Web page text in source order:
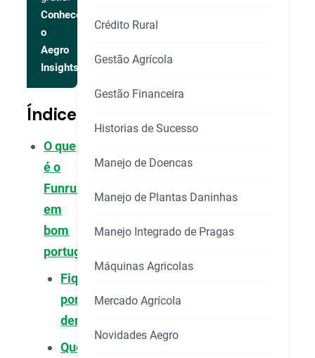
Conhecer
o
Aegro
Insights
Índice
O que
é o
Funrural,
em
bom
português?
Fique
por
dentro:
Quem
Crédito Rural
Gestão Agrícola
Gestão Financeira
Historias de Sucesso
Manejo de Doencas
Manejo de Plantas Daninhas
Manejo Integrado de Pragas
Máquinas Agricolas
Mercado Agrícola
Novidades Aegro